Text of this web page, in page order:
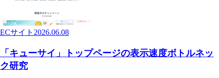
ECサイト 2026.06.08
「キューサイ」トップページの表示速度ボトルネッ
ク研究